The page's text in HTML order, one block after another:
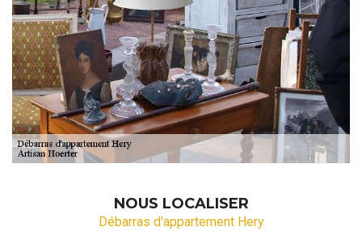
NOUS LOCALISER
Débarras d'appartement Hery